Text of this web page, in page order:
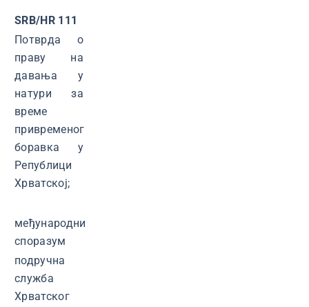
SRB/HR 111
Потврда о
праву на
давања у
натури за
време
привременог
боравка у
Републици
Хрватској;
међународни
споразум
подручна
служба
Хрватског